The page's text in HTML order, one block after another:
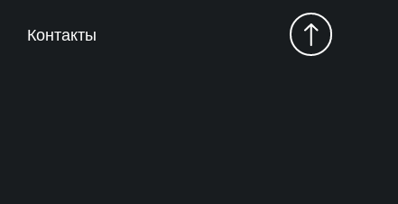
Контакты